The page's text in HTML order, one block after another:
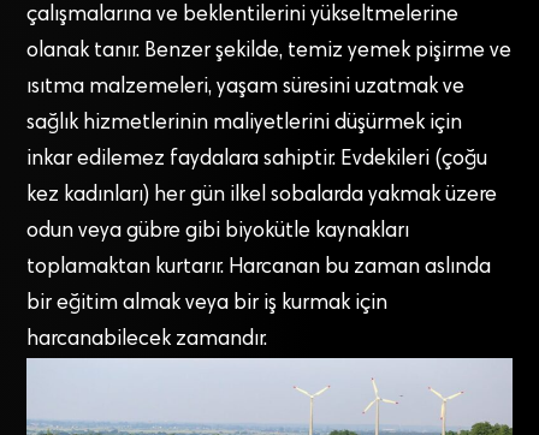
çalışmalarına ve beklentilerini yükseltmelerine
olanak tanır. Benzer şekilde, temiz yemek pişirme ve
ısıtma malzemeleri, yaşam süresini uzatmak ve
sağlık hizmetlerinin maliyetlerini düşürmek için
inkar edilemez faydalara sahiptir. Evdekileri (çoğu
kez kadınları) her gün ilkel sobalarda yakmak üzere
odun veya gübre gibi biyokütle kaynakları
toplamaktan kurtarır. Harcanan bu zaman aslında
bir eğitim almak veya bir iş kurmak için
harcanabilecek zamandır.